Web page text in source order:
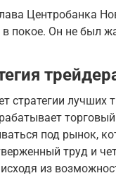
Центробанка
в покое. Он не был
стратегии лучших
под рынок,
труд и
из